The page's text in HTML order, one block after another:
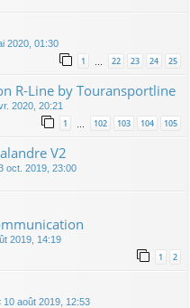
2020, 01:30
1 22 23 24 25
R-Line by Touransportline
2020, 20:21
1 102 103 104 105
V2
oct. 2019, 23:00
2019, 14:19
1 2
10 août 2019, 12:53